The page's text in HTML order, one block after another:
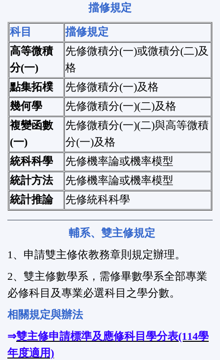
擋修規定
科目
擋修規定
高等微積
分(一)
先修微積分(一)或微積分(二)及
格
點集拓樸
先修微積分(一)及格
幾何學
先修微積分(一)(二)及格
複變函數
(一)
先修微積分(一)(二)與高等微積
分(一)及格
統科科學
先修機率論或機率模型
統計方法
先修機率論或機率模型
統計推論
先修統科科學
輔系、雙主修規定
1、申請雙主修依教務章則規定辦理。
2、雙主修數學系，需修畢數學系全部專業
必修科目及專業必選科目之學分數。
相關規定與辦法
⇒雙主修申請標準及應修科目學分表(114學
年度適用)